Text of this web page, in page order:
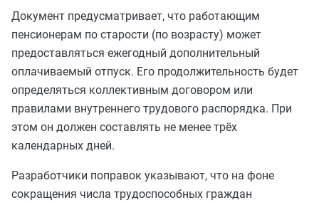
Документ предусматривает, что работающим
пенсионерам по старости (по возрасту) может
предоставляться ежегодный дополнительный
оплачиваемый отпуск. Его продолжительность будет
определяться коллективным договором или
правилами внутреннего трудового распорядка. При
этом он должен составлять не менее трёх
календарных дней.
Разработчики поправок указывают, что на фоне
сокращения числа трудоспособных граждан